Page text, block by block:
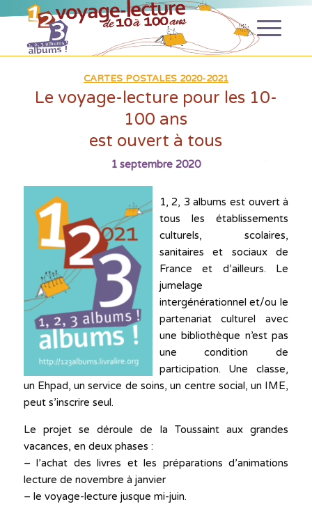
CARTES POSTALES 2020-2021
Le voyage-lecture pour les 10-
100 ans
est ouvert à tous
1 septembre 2020
1, 2, 3 albums est ouvert à
tous les établissements
culturels, scolaires,
sanitaires et sociaux de
France et d’ailleurs. Le
jumelage
intergénérationnel et/ou le
partenariat culturel avec
une bibliothèque n’est pas
une condition de
participation. Une classe,
un Ehpad, un service de soins, un centre social, un IME,
peut s’inscrire seul.
Le projet se déroule de la Toussaint aux grandes
vacances, en deux phases :
– l’achat des livres et les préparations d’animations
lecture de novembre à janvier
– le voyage-lecture jusque mi-juin.